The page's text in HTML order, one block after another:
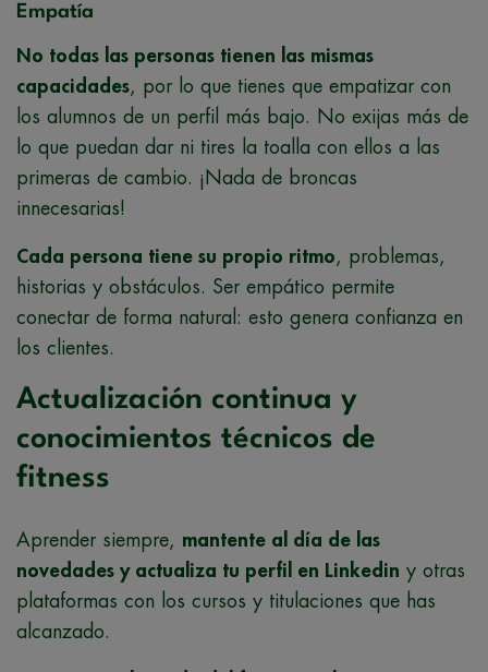
Empatía
No todas las personas tienen las mismas
capacidades, por lo que tienes que empatizar con
los alumnos de un perfil más bajo. No exijas más de
lo que puedan dar ni tires la toalla con ellos a las
primeras de cambio. ¡Nada de broncas
innecesarias!
Cada persona tiene su propio ritmo, problemas,
historias y obstáculos. Ser empático permite
conectar de forma natural: esto genera confianza en
los clientes.
Actualización continua y
conocimientos técnicos de
fitness
Aprender siempre, mantente al día de las
novedades y actualiza tu perfil en Linkedin y otras
plataformas con los cursos y titulaciones que has
alcanzado.